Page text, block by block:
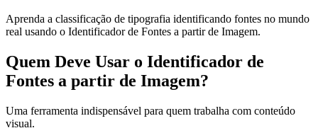
Aprenda a classificação de tipografia identificando fontes no mundo
real usando o Identificador de Fontes a partir de Imagem.
Quem Deve Usar o Identificador de
Fontes a partir de Imagem?
Uma ferramenta indispensável para quem trabalha com conteúdo
visual.